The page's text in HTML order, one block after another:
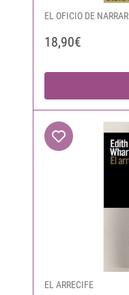
EL OFICIO DE NARRAR
18,90€
EL ARRECIFE